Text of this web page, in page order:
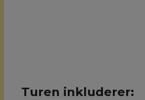
Turen inkluderer: